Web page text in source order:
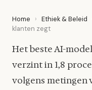
Home › Ethiek & Beleid
klanten zegt
Het beste AI-
verzint in 1,8
volgens metingen